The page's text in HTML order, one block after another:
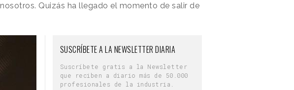
Quizás ha llegado el momento de salir de
SUSCRÍBETE A LA NEWSLETTER DIARIA
Suscríbete gratis a la Newsletter
que reciben a diario más de 50.000
profesionales de la industria.